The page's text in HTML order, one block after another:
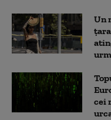
Un
cei